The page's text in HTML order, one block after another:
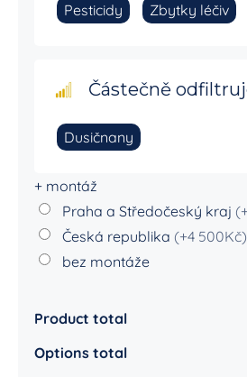
Pesticidy
Zbytky léčiv
Částečně
Dusičnany
+ montáž
Praha a Středočeský kraj
Česká republika (+4 500Kč)
bez montáže
Product total
Options total